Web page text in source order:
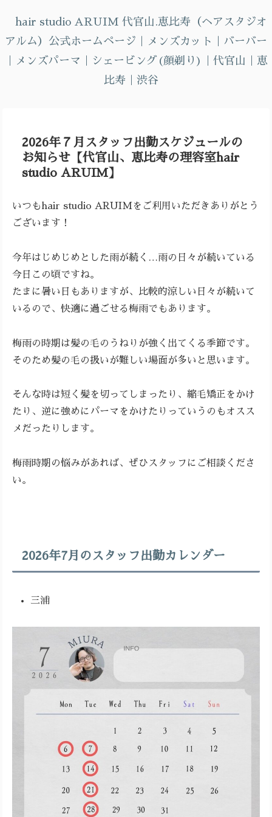
キ
hair studio ARUIM 代官山.恵比寿（ヘアスタジオ
アルム）公式ホームページ｜メンズカット｜バーバー
｜メンズパーマ｜シェービング(顔剃り)｜代官山｜恵
比寿｜渋谷
2026年７月スタッフ出勤スケジュールの
お知らせ【代官山、恵比寿の理容室hair
studio ARUIM】
いつもhair studio ARUIMをご利用いただきありがとう
ございます！
今年はじめじめとした雨が続く…雨の日々が続いている
今日この頃ですね。
たまに暑い日もありますが、比較的涼しい日々が続いて
いるので、快適に過ごせる梅雨でもあります。
梅雨の時期は髪の毛のうねりが強く出てくる季節です。
そのため髪の毛の扱いが難しい場面が多いと思います。
そんな時は短く髪を切ってしまったり、縮毛矯正をかけ
たり、逆に強めにパーマをかけたりっていうのもオスス
メだったりします。
梅雨時期の悩みがあれば、ぜひスタッフにご相談くださ
い。
2026年7月のスタッフ出勤カレンダー
三浦